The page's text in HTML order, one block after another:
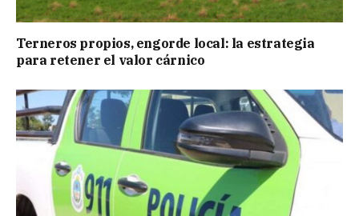
Terneros propios, engorde local: la estrategia
para retener el valor cárnico